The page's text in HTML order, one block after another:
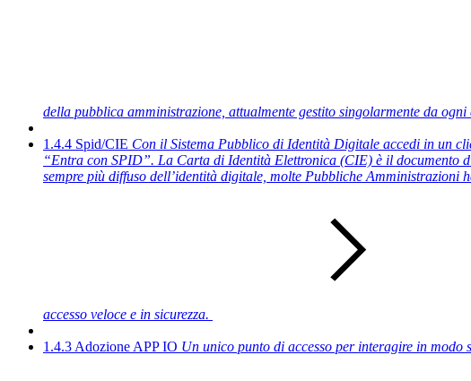
della pubblica amministrazione, attualmente gestito singolarmente da
1.4.4 Spid/CIE Con il Sistema Pubblico di Identità Digitale accedi in un
“Entra con SPID”. La Carta di Identità Elettronica (CIE) è il documento
sempre più diffuso dell’identità digitale, molte Pubbliche
accesso veloce e in sicurezza.
1.4.3 Adozione APP IO Un unico punto di accesso per interagire in